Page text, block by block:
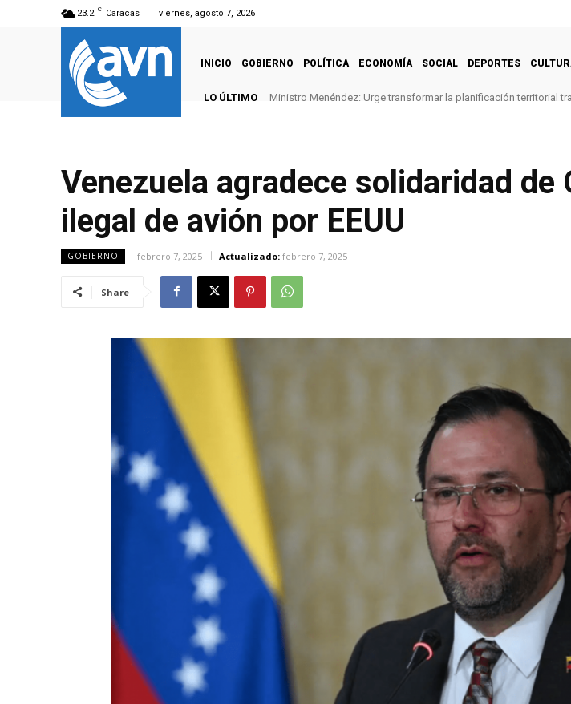
23.2 C Caracas viernes, agosto 7, 2026
INICIO GOBIERNO POLÍTICA ECONOMÍA SOCIAL DEPORTES
LO ÚLTIMO Ministro Menéndez: Urge transformar la planificación territorial
Venezuela agradece solidaridad
ilegal de avión por EEUU
GOBIERNO febrero 7, 2025 Actualizado: febrero 7, 2025
Share